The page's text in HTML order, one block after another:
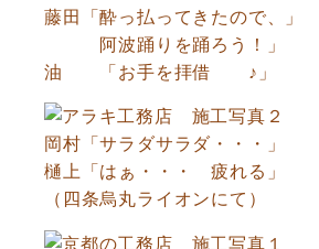
藤田「酔っ払ってきたので、」
阿波踊りを踊ろう！」
油 「お手を拝借 ♪」
岡村「サラダサラダ・・・」
樋上「はぁ・・・ 疲れる」
（四条烏丸ライオンにて）